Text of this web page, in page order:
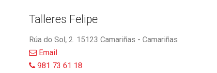
Talleres Felipe
Rúa do Sol, 2. 15123 Camariñas - Camariñas
Email
981 73 61 18